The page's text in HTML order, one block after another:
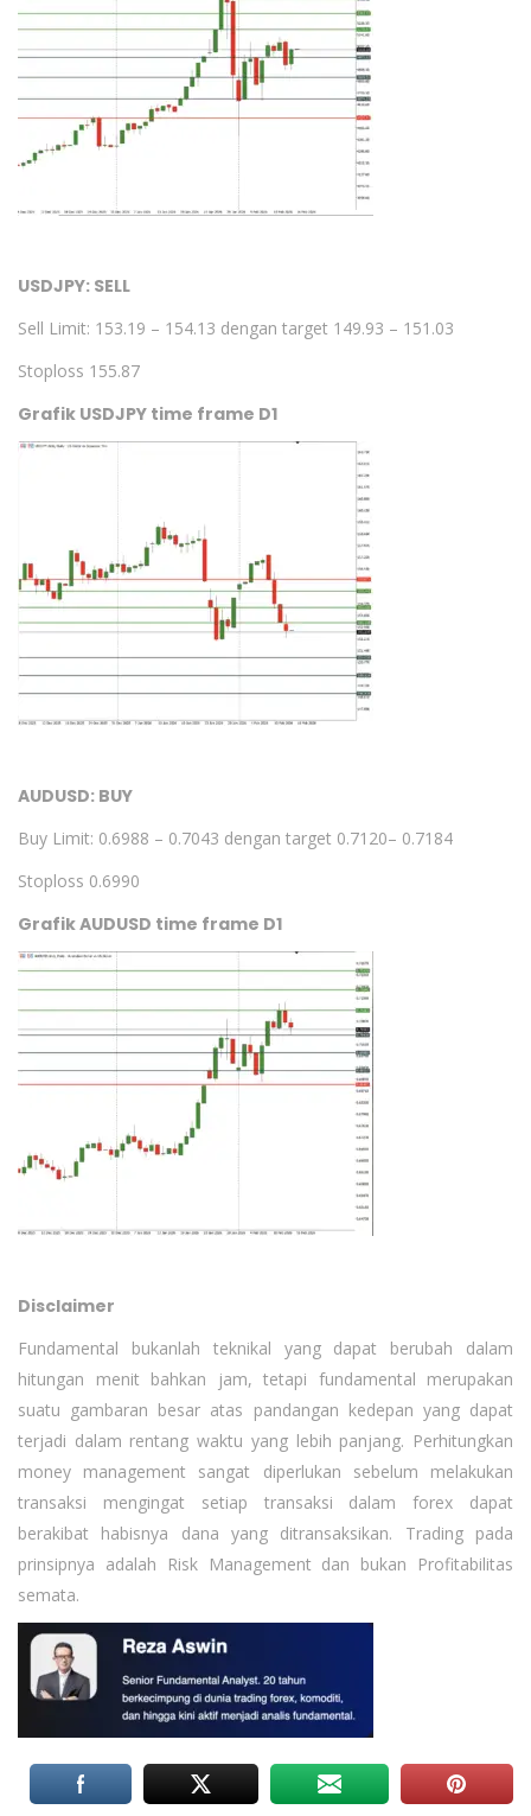
USDJPY: SELL
Sell Limit: 153.19 – 154.13 dengan target 149.93 – 151.03
Stoploss 155.87
Grafik USDJPY time frame D1
AUDUSD: BUY
Buy Limit: 0.6988 – 0.7043 dengan target 0.7120– 0.7184
Stoploss 0.6990
Grafik AUDUSD time frame D1
Disclaimer
Fundamental bukanlah teknikal yang dapat berubah dalam
hitungan menit bahkan jam, tetapi fundamental merupakan
suatu gambaran besar atas pandangan kedepan yang dapat
terjadi dalam rentang waktu yang lebih panjang. Perhitungkan
money management sangat diperlukan sebelum melakukan
transaksi mengingat setiap transaksi dalam forex dapat
berakibat habisnya dana yang ditransaksikan. Trading pada
prinsipnya adalah Risk Management dan bukan Profitabilitas
semata.